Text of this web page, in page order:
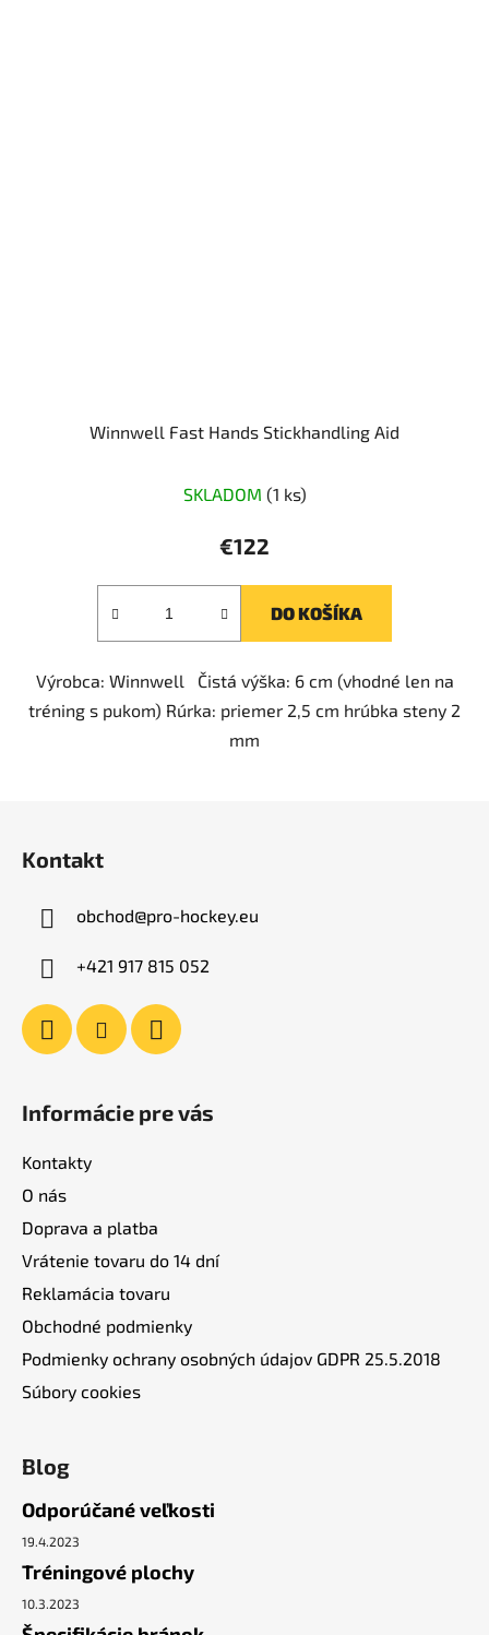
Winnwell Fast Hands Stickhandling Aid
SKLADOM (1 ks)
€122
DO KOŠÍKA
Výrobca: Winnwell Čistá výška: 6 cm (vhodné len na
tréning s pukom) Rúrka: priemer 2,5 cm hrúbka steny 2
mm
Kontakt
obchod@pro-hockey.eu
+421 917 815 052
Informácie pre vás
Kontakty
O nás
Doprava a platba
Vrátenie tovaru do 14 dní
Reklamácia tovaru
Obchodné podmienky
Podmienky ochrany osobných údajov GDPR 25.5.2018
Súbory cookies
Blog
Odporúčané veľkosti
19.4.2023
Tréningové plochy
10.3.2023